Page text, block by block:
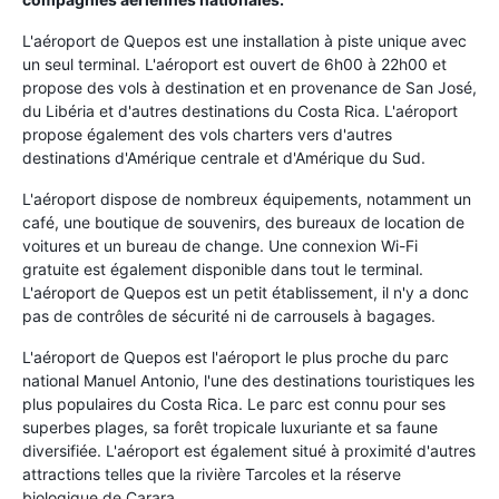
L'aéroport de Quepos est une installation à piste unique avec
un seul terminal. L'aéroport est ouvert de 6h00 à 22h00 et
propose des vols à destination et en provenance de San José,
du Libéria et d'autres destinations du Costa Rica. L'aéroport
propose également des vols charters vers d'autres
destinations d'Amérique centrale et d'Amérique du Sud.
L'aéroport dispose de nombreux équipements, notamment un
café, une boutique de souvenirs, des bureaux de location de
voitures et un bureau de change. Une connexion Wi-Fi
gratuite est également disponible dans tout le terminal.
L'aéroport de Quepos est un petit établissement, il n'y a donc
pas de contrôles de sécurité ni de carrousels à bagages.
L'aéroport de Quepos est l'aéroport le plus proche du parc
national Manuel Antonio, l'une des destinations touristiques les
plus populaires du Costa Rica. Le parc est connu pour ses
superbes plages, sa forêt tropicale luxuriante et sa faune
diversifiée. L'aéroport est également situé à proximité d'autres
attractions telles que la rivière Tarcoles et la réserve